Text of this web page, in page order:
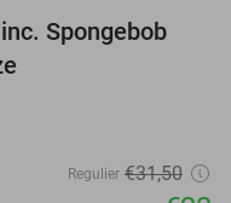
27%
Spongebob
Regulier €31,50